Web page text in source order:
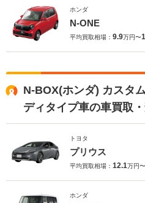
ホンダ
N-ONE
平均買取相場： 9.9万円〜
N-BOX(ホンダ) カスタ
ディタイプ車の車買取
トヨタ
プリウス
平均買取相場： 12.1万円〜
ホンダ